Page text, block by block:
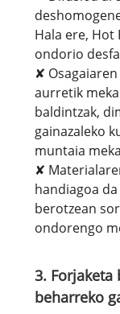
Hala ere, Hot
ondorio
✘
aurretik
baldintzak,
gainazaleko
muntaia
✘
handiagoa
berotzean
ondorengo
3.
beharreko